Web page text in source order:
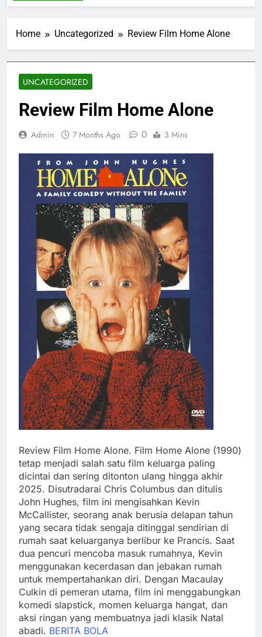
Home Uncategorized Review Film Home Alone
UNCATEGORIZED
Review Film Home Alone
Admin 7 Months Ago 0 3 Mins
Review Film Home Alone. Film Home Alone (1990)
tetap menjadi salah satu film keluarga paling
dicintai dan sering ditonton ulang hingga akhir
2025. Disutradarai Chris Columbus dan ditulis
John Hughes, film ini mengisahkan Kevin
McCallister, seorang anak berusia delapan tahun
yang secara tidak sengaja ditinggal sendirian di
rumah saat keluarganya berlibur ke Prancis. Saat
dua pencuri mencoba masuk rumahnya, Kevin
menggunakan kecerdasan dan jebakan rumah
untuk mempertahankan diri. Dengan Macaulay
Culkin di pemeran utama, film ini menggabungkan
komedi slapstick, momen keluarga hangat, dan
aksi ringan yang membuatnya jadi klasik Natal
abadi. BERITA BOLA